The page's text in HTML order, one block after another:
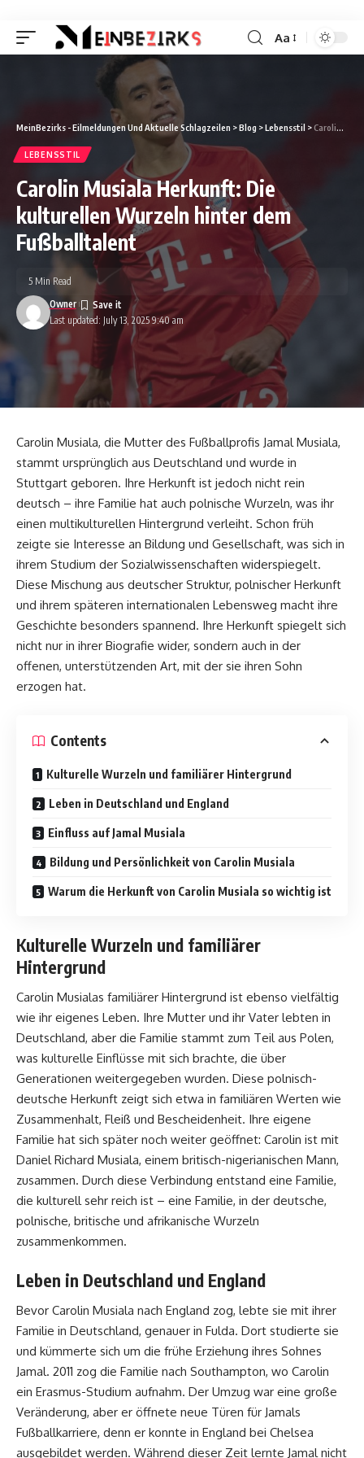
Font
Aa
MeinBezirks - Eilmeldungen Und Aktuelle Schlagzeilen >Blog >Lebensstil >Carolin Musiala Herkunft: Die kulturellen Wurzeln hinter dem Fußballtalent
LEBENSSTIL
Carolin Musiala Herkunft: Die
kulturellen Wurzeln hinter dem
Fußballtalent
Last updated: July 13, 2025 9:40 am
Owner
5 Min Read
Carolin Musiala, die Mutter des Fußballprofis Jamal Musiala,
stammt ursprünglich aus Deutschland und wurde in
Stuttgart geboren. Ihre Herkunft ist jedoch nicht rein
deutsch – ihre Familie hat auch polnische Wurzeln, was ihr
einen multikulturellen Hintergrund verleiht. Schon früh
zeigte sie Interesse an Bildung und Gesellschaft, was sich in
ihrem Studium der Sozialwissenschaften widerspiegelt.
Diese Mischung aus deutscher Struktur, polnischer Herkunft
und ihrem späteren internationalen Lebensweg macht ihre
Geschichte besonders spannend. Ihre Herkunft spiegelt sich
nicht nur in ihrer Biografie wider, sondern auch in der
offenen, unterstützenden Art, mit der sie ihren Sohn
erzogen hat.
Contents
Kulturelle Wurzeln und familiärer Hintergrund
Leben in Deutschland und England
Einfluss auf Jamal Musiala
Bildung und Persönlichkeit von Carolin Musiala
Warum die Herkunft von Carolin Musiala so wichtig ist
Kulturelle Wurzeln und familiärer
Hintergrund
Carolin Musialas familiärer Hintergrund ist ebenso vielfältig
wie ihr eigenes Leben. Ihre Mutter und ihr Vater lebten in
Deutschland, aber die Familie stammt zum Teil aus Polen,
was kulturelle Einflüsse mit sich brachte, die über
Generationen weitergegeben wurden. Diese polnisch-
deutsche Herkunft zeigt sich etwa in familiären Werten wie
Zusammenhalt, Fleiß und Bescheidenheit. Ihre eigene
Familie hat sich später noch weiter geöffnet: Carolin ist mit
Daniel Richard Musiala, einem britisch-nigerianischen Mann,
zusammen. Durch diese Verbindung entstand eine Familie,
die kulturell sehr reich ist – eine Familie, in der deutsche,
polnische, britische und afrikanische Wurzeln
zusammenkommen.
Leben in Deutschland und England
Bevor Carolin Musiala nach England zog, lebte sie mit ihrer
Familie in Deutschland, genauer in Fulda. Dort studierte sie
und kümmerte sich um die frühe Erziehung ihres Sohnes
Jamal. 2011 zog die Familie nach Southampton, wo Carolin
ein Erasmus-Studium aufnahm. Der Umzug war eine große
Veränderung, aber er öffnete neue Türen für Jamals
Fußballkarriere, denn er konnte in England bei Chelsea
ausgebildet werden. Während dieser Zeit lernte Jamal nicht